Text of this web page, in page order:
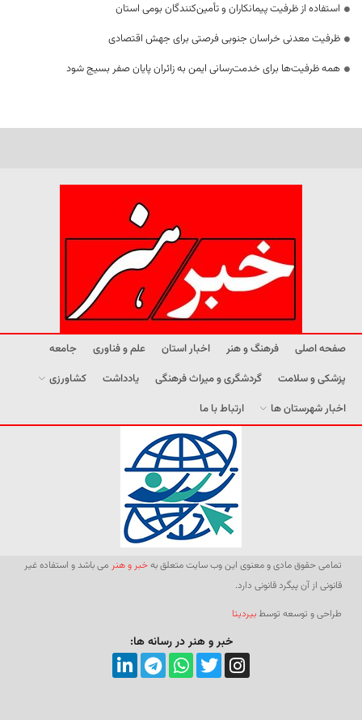
استفاده از ظرفیت پیمانکاران و تأمین‌کنندگان بومی استان
ظرفیت معدنی خراسان جنوبی فرصتی برای جهش اقتصادی
همه ظرفیت‌ها برای خدمت‌رسانی ایمن به زائران پایان صفر بسیج شود
صفحه اصلی فرهنگ و هنر اخبار استان علم و فناوری
جامعه
پزشکی و سلامت
گردشگری و میراث فرهنگی یادداشت
کشاورزی
اخبار شهرستان ها
ارتباط با ما
تمامی حقوق مادی و معنوی این وب سایت متعلق بهخبر و هنر می باشد و استفاده غیر
قانونی از آن پیگرد قانونی دارد.
طراحی و توسعه توسطبیردیتا
خبر و هنر در رسانه ها: